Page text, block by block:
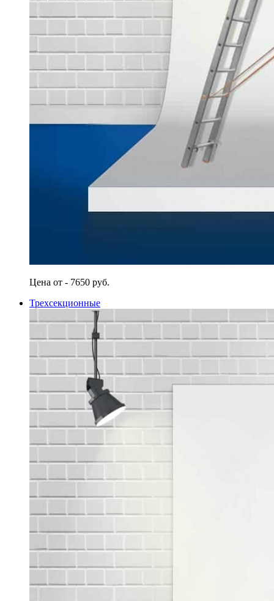
Цена от - 7650 руб.
Трехсекционные